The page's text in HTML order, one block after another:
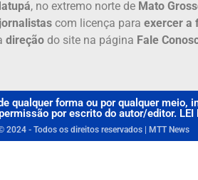
, no extremo norte de Mato
jornalistascom licença para exercer a
direçãodo site na página Fale
qualquer forma ou por qualquer
por escrito do autor/editor. LEI
2024 - Todos os direitos reservados | MTT News